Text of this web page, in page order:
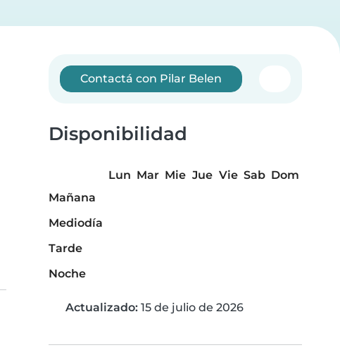
Contactá con Pilar Belen
Disponibilidad
Lun Mar Mie Jue Vie Sab Dom
Mañana
Mediodía
Tarde
Noche
Actualizado: 15 de julio de 2026